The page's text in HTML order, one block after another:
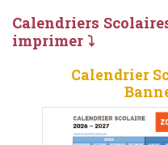
Calendriers
imprimer ⤵
Calendrier